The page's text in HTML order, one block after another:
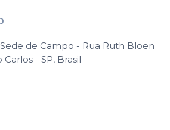
de Campo - Rua Ruth Bloen
- SP, Brasil